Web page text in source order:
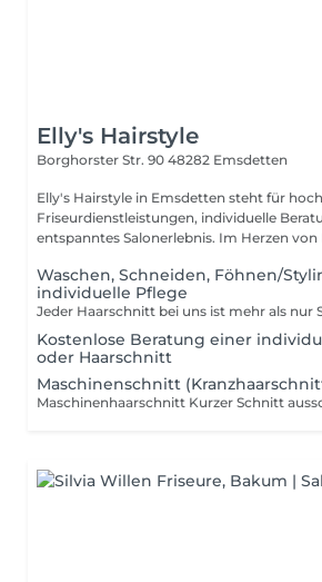
Elly's Hairstyle
Borghorster Str. 90 48282 Emsdetten
Elly's Hairstyle in Emsdetten steht für
Friseurdienstleistungen, individuelle
entspanntes Salonerlebnis. Im Herzen von
Waschen, Schneiden, Föhnen/
individuelle Pflege
Kostenlose Beratung einer
oder Haarschnitt
Maschinenschnitt